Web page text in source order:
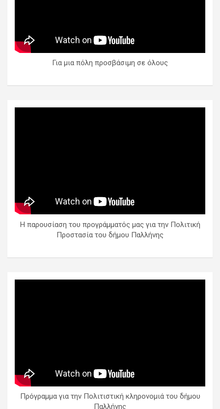
Για μια πόλη προσβάσιμη σε όλους
Η παρουσίαση του προγράμματός μας για την Πολιτική
Προστασία του δήμου Παλλήνης
Πρόγραμμα για την Πολιτιστική κληρονομιά του δήμου
Παλλήνης